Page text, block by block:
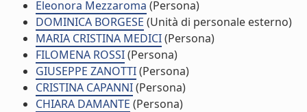
Eleonora Mezzaroma (Persona)
DOMINICA BORGESE (Unità di personale esterno)
MARIA CRISTINA MEDICI(Persona)
FILOMENA ROSSI(Persona)
GIUSEPPE ZANOTTI(Persona)
CRISTINA CAPANNI(Persona)
CHIARA DAMANTE (Persona)